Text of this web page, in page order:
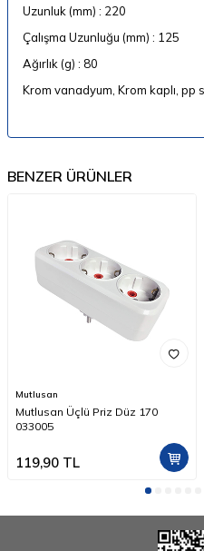
Uzunluk (mm) : 220
Çalışma Uzunluğu (mm) : 125
Ağırlık (g) : 80
Krom vanadyum, Krom kaplı, pp
BENZER ÜRÜNLER
Mutlusan
Mutlusan Üçlü Priz Düz 170
033005
119,90 TL